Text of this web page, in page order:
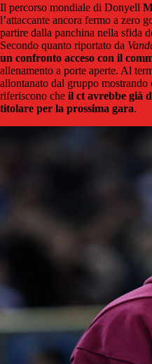
Il percorso mondiale di Donyell
l’attaccante ancora fermo a zero
partire dalla panchina nella sfida
Secondo quanto riportato da
un confronto acceso con il
allenamento a porte aperte. Al
allontanato dal gruppo
riferiscono che il ct avrebbe già
titolare per la prossima gara.